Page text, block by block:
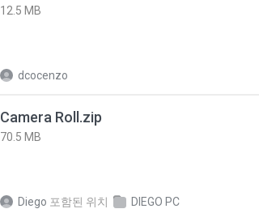
12.5 MB
dcocenzo
Camera Roll.zip
70.5 MB
Diego 포함된 위치 DIEGO PC